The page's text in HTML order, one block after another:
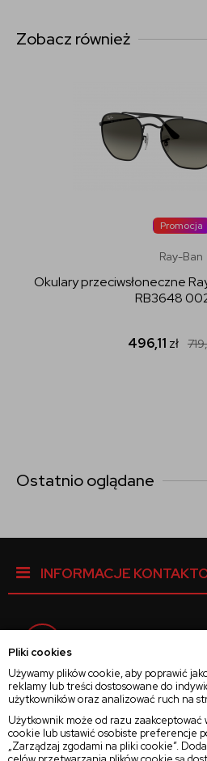
Pliki cookies
Używamy plików cookie, aby poprawić
reklamy lub treści dostosowane do
użytkowników oraz analizować ruch na
Użytkownik może od razu zaakceptować
cookie lub ustawić osobiste preferencje
„Zarządzaj zgodami na pliki cookie”.
Zobacz również
Promocja
Ray-Ban
Okulary przeciwsłoneczne
RB3648
496,11 zł
Ostatnio oglądane
INFORMACJE
Instagram
Twitter